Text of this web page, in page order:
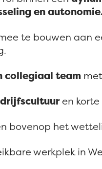
en
te bouwen aan
collegiaal team
en korte
bovenop het
werkplek in